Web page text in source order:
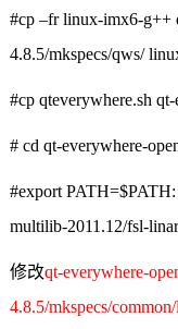
#cp –fr linux-imx6-g++
4.8.5/mkspecs/qws/
#cp qteverywhere.sh
# cd qt-everywhere-
#export
multilib-2011.12/fsl-
修改qt-everywhere-
4.8.5/mkspecs/